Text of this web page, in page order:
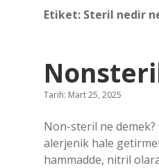
Etiket: Steril nedir
Tarih: Mart 25, 2025
Non-steril ne demek?
alerjenik hale
hammadde, nitril